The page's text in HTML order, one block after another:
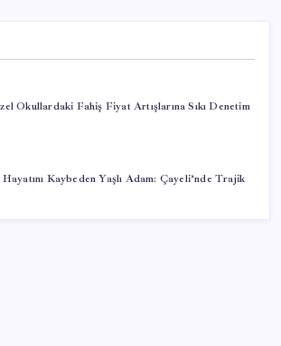
Okullardaki Fahiş Fiyat Artışlarına Sıkı Denetim
Hayatını Kaybeden Yaşlı Adam: Çayeli’nde Trajik